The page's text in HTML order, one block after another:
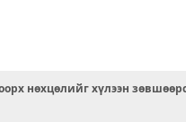
нөхцөлийг хүлээн